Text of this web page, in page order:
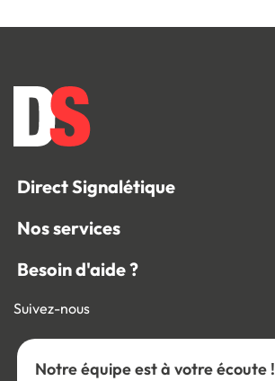
Direct Signalétique
Nos services
Besoin d'aide ?
Suivez-nous
Notre équipe est à votre écoute !